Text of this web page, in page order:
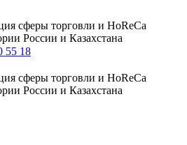
сферы торговли и HoReCa
России и Казахстана
55 18
сферы торговли и HoReCa
России и Казахстана